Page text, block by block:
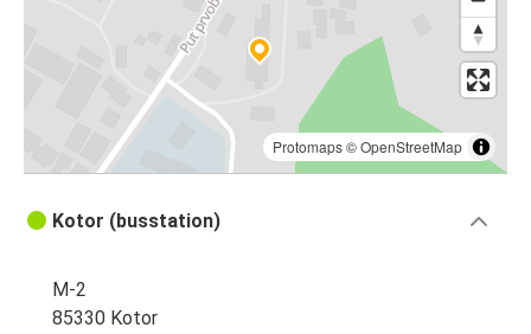
Protomaps©OpenStreetMap
Kotor (busstation)
M-2
85330 Kotor